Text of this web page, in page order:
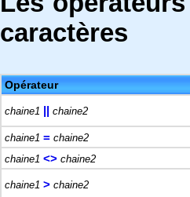
caractères
Opérateur
chaine1 || chaine2
chaine1 = chaine2
chaine1 <> chaine2
chaine1 > chaine2